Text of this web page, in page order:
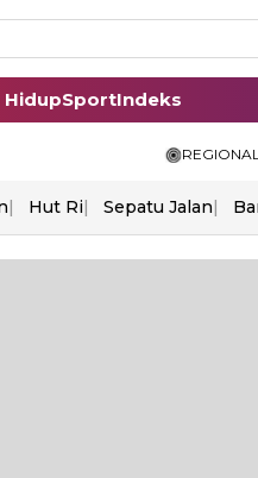
HidupSportIndeks
Hut Ri Sepatu Jalan